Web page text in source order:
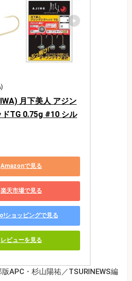
月下美人 アジン
ドTG 0.75g #10 シル
Amazonで見る
楽天市場で見る
ショッピングで見る
レビューを見る
APC・杉山陽祐／TSURINEWS編